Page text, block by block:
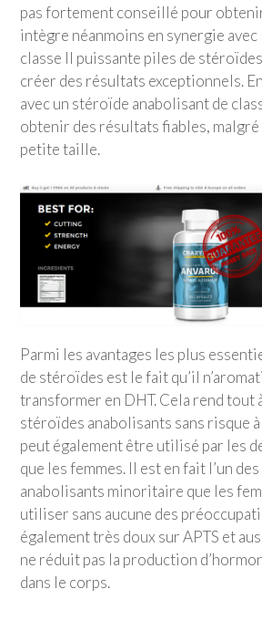
pas fortement conseillé pour obtenir
intègre néanmoins en synergie avec
classe II puissante piles de
créer des résultats exceptionnels.
avec un stéroïde anabolisant de
obtenir des résultats fiables, malgré
petite taille.
Parmi les avantages les plus
de stéroïdes est le fait qu’il
transformer en DHT. Cela rend tout
stéroïdes anabolisants sans risque
peut également être utilisé par les
que les femmes. Il est en fait l’un
anabolisants minoritaire que les
utiliser sans aucune des
également très doux sur APTS et
ne réduit pas la production
dans le corps.